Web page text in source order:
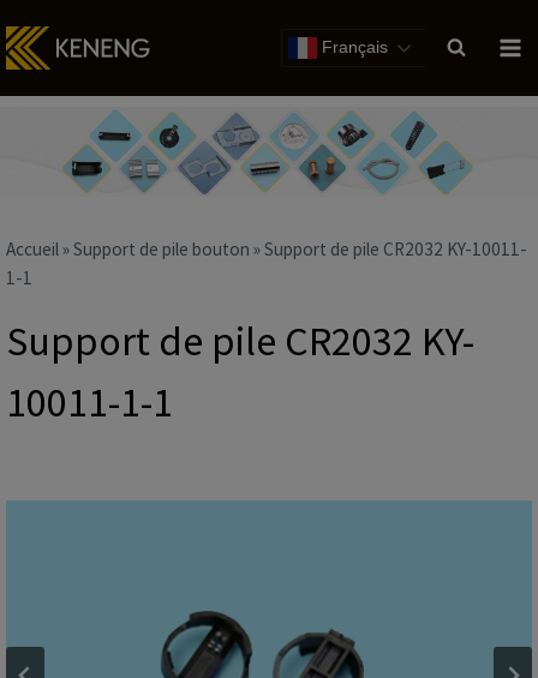
au
Français
Accueil »Support de pile bouton »Support de pile CR2032 KY-10011-
1-1
Support de pile CR2032 KY-
10011-1-1